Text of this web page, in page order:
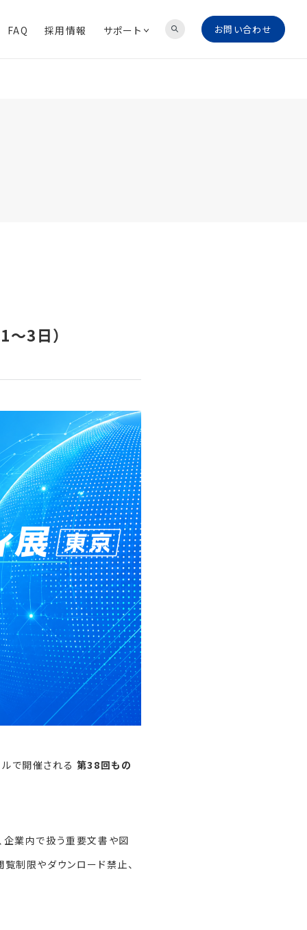
FAQ 採用情報 サポート お問い合わせ
～3日）
で開催される 第38回もの
企業内で扱う重要文書や図
制限やダウンロード禁止、